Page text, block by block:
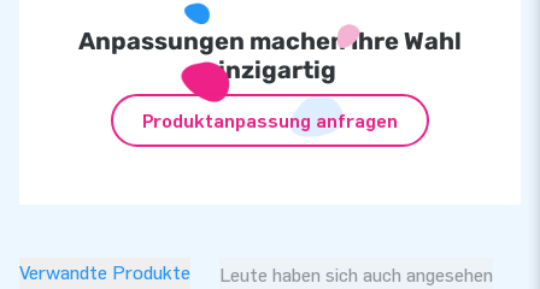
Anpassungen machen Ihre Wahl
einzigartig
Produktanpassung anfragen
Verwandte Produkte Leute haben sich auch angesehen